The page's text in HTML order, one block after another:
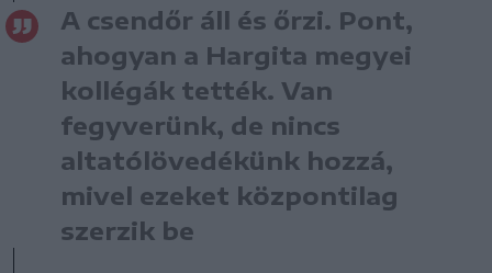
A csendőr áll és őrzi. Pont,
ahogyan a Hargita megyei
kollégák tették. Van
fegyverünk, de nincs
altatólövedékünk hozzá,
mivel ezeket központilag
szerzik be